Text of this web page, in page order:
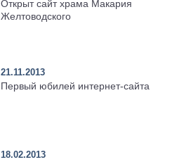
Открыт сайт храма Макария
Желтоводского
21.11.2013
Первый юбилей интернет-сайта
18.02.2013